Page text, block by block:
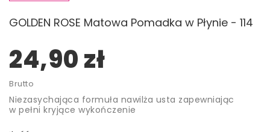
GOLDEN ROSE Matowa Pomadka w Płynie - 114
24,90 zł
Brutto
Niezasychająca formuła nawilża usta zapewniając
w pełni kryjące wykończenie